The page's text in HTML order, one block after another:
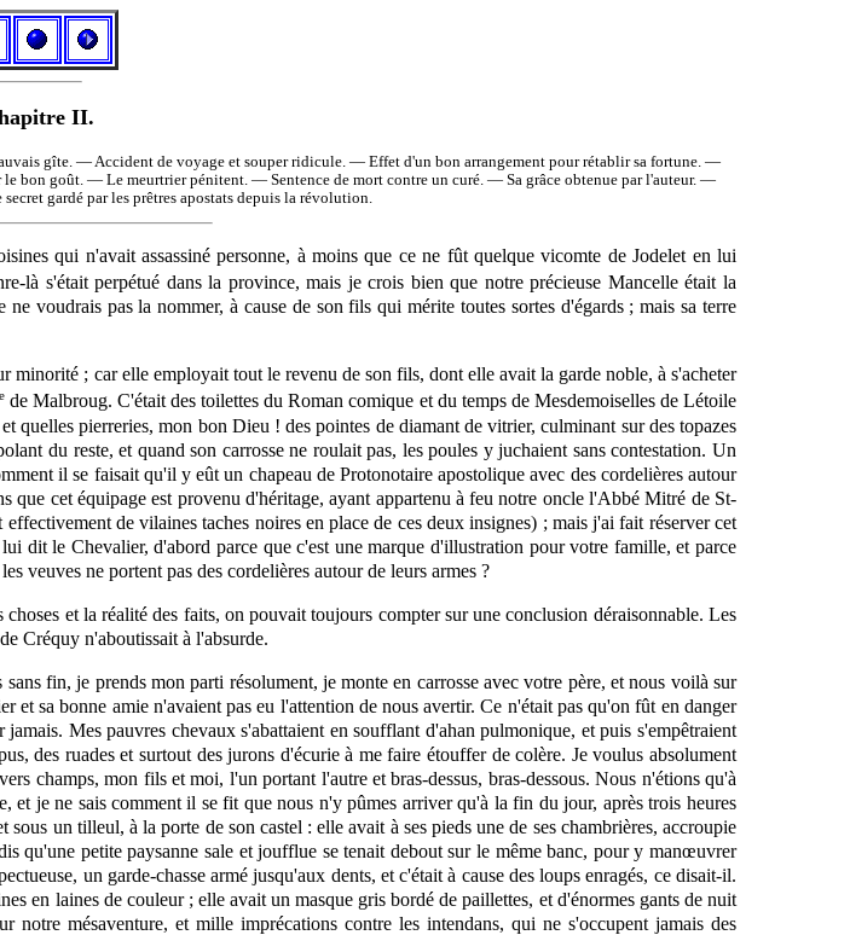
II.
gîte. — Accident de voyage et souper ridicule. — Effet d'un bon arrangement pour rétablir sa fortune. —
le bon goût. — Le meurtrier pénitent. — Sentence de mort contre un curé. — Sa grâce obtenue par l'auteur. —
gardé par les prêtres apostats depuis la révolution.
qui n'avait assassiné personne, à moins que ce ne fût quelque vicomte de Jodelet en lui
là s'était perpétué dans la province, mais je crois bien que notre précieuse Mancelle était la
voudrais pas la nommer, à cause de son fils qui mérite toutes sortes d'égards ; mais sa terre
minorité ; car elle employait tout le revenu de son fils, dont elle avait la garde noble, à s'acheter
de Malbroug. C'était des toilettes du Roman comique et du temps de Mesdemoiselles de Létoile
quelles pierreries, mon bon Dieu ! des pointes de diamant de vitrier, culminant sur des topazes
du reste, et quand son carrosse ne roulait pas, les poules y juchaient sans contestation. Un
il se faisait qu'il y eût un chapeau de Protonotaire apostolique avec des cordelières autour
cet équipage est provenu d'héritage, ayant appartenu à feu notre oncle l'Abbé Mitré de St-
de vilaines taches noires en place de ces deux insignes) ; mais j'ai fait réserver cet
dit le Chevalier, d'abord parce que c'est une marque d'illustration pour votre famille, et parce
veuves ne portent pas des cordelières autour de leurs armes ?
et la réalité des faits, on pouvait toujours compter sur une conclusion déraisonnable. Les
Créquy n'aboutissait à l'absurde.
fin, je prends mon parti résolument, je monte en carrosse avec votre père, et nous voilà sur
sa bonne amie n'avaient pas eu l'attention de nous avertir. Ce n'était pas qu'on fût en danger
Mes pauvres chevaux s'abattaient en soufflant d'ahan pulmonique, et puis s'empêtraient
des ruades et surtout des jurons d'écurie à me faire étouffer de colère. Je voulus absolument
champs, mon fils et moi, l'un portant l'autre et bras-dessus, bras-dessous. Nous n'étions qu'à
et je ne sais comment il se fit que nous n'y pûmes arriver qu'à la fin du jour, après trois heures
un tilleul, à la porte de son castel : elle avait à ses pieds une de ses chambrières, accroupie
qu'une petite paysanne sale et joufflue se tenait debout sur le même banc, pour y manœuvrer
un garde-chasse armé jusqu'aux dents, et c'était à cause des loups enragés, ce disait-il.
en laines de couleur ; elle avait un masque gris bordé de paillettes, et d'énormes gants de nuit
mésaventure, et mille imprécations contre les intendans, qui ne s'occupent jamais des